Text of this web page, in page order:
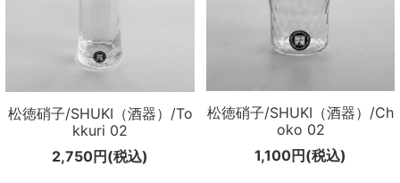
松徳硝子/SHUKI（酒器）/To
kkuri 02
2,750円(税込)
松徳硝子/SHUKI（酒器）/Ch
oko 02
1,100円(税込)